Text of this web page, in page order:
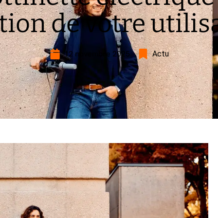
de votre
12 novembre 2025 Actu